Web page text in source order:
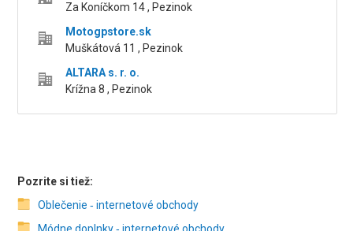
Za Koníčkom 14 , Pezinok
Motogpstore.sk
Muškátová 11 , Pezinok
ALTARA s. r. o.
Krížna 8 , Pezinok
Pozrite si tiež:
Oblečenie ‑ internetové obchody